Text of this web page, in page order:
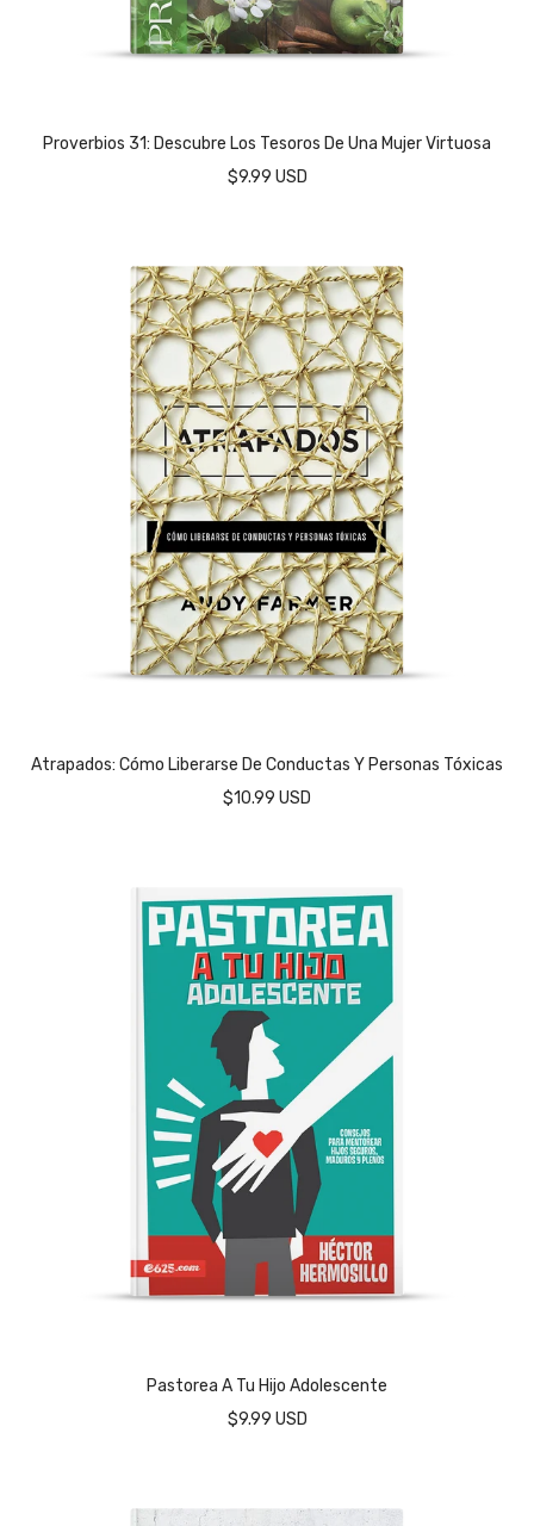
Proverbios 31: Descubre Los Tesoros De Una Mujer Virtuosa
$9.99 USD
Atrapados: Cómo Liberarse De Conductas Y Personas Tóxicas
$10.99 USD
Pastorea A Tu Hijo Adolescente
$9.99 USD